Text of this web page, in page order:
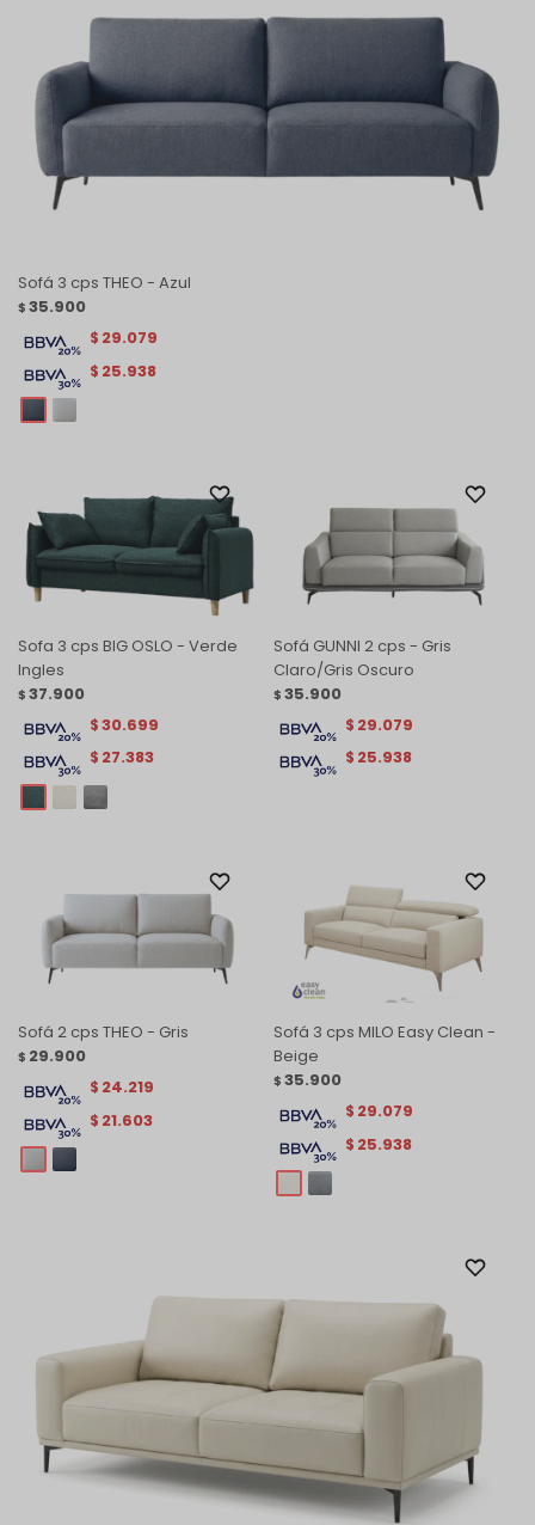
Sofá 3 cps THEO - Azul
$ 35.900
$ 25.938
$ 29.079
Sofa 3 cps BIG OSLO - Verde
Ingles
$ 37.900
$ 27.383
$30.699
Sofá GUNNI 2 cps - Gris
Claro/Gris Oscuro
$ 35.900
$ 25.938
$ 29.079
Sofá 2 cps THEO - Gris
$ 29.900
$ 21.603
$ 24.219
Sofá 3 cps MILO Easy Clean -
Beige
$ 35.900
$ 25.938
$ 29.079